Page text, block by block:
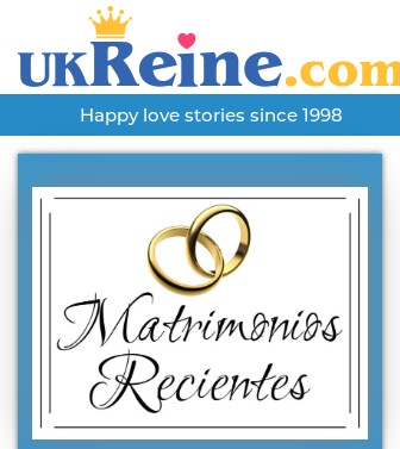
Happy love stories since 1998